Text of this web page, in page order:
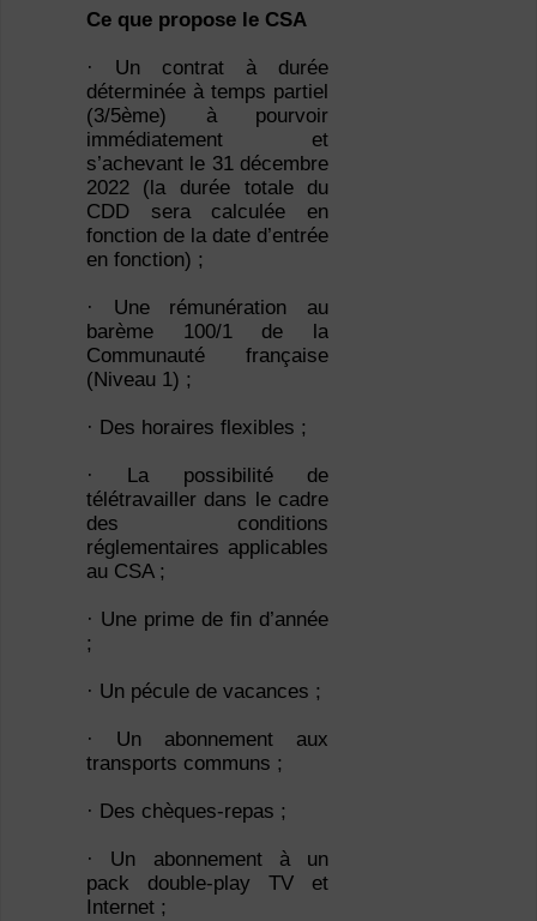
Ce que propose le CSA
· Un contrat à durée
déterminée à temps partiel
(3/5ème) à pourvoir
immédiatement et
s’achevant le 31 décembre
2022 (la durée totale du
CDD sera calculée en
fonction de la date d’entrée
en fonction) ;
· Une rémunération au
barème 100/1 de la
Communauté française
(Niveau 1) ;
· Des horaires flexibles ;
· La possibilité de
télétravailler dans le cadre
des conditions
réglementaires applicables
au CSA ;
· Une prime de fin d’année
;
· Un pécule de vacances ;
· Un abonnement aux
transports communs ;
· Des chèques-repas ;
· Un abonnement à un
pack double-play TV et
Internet ;